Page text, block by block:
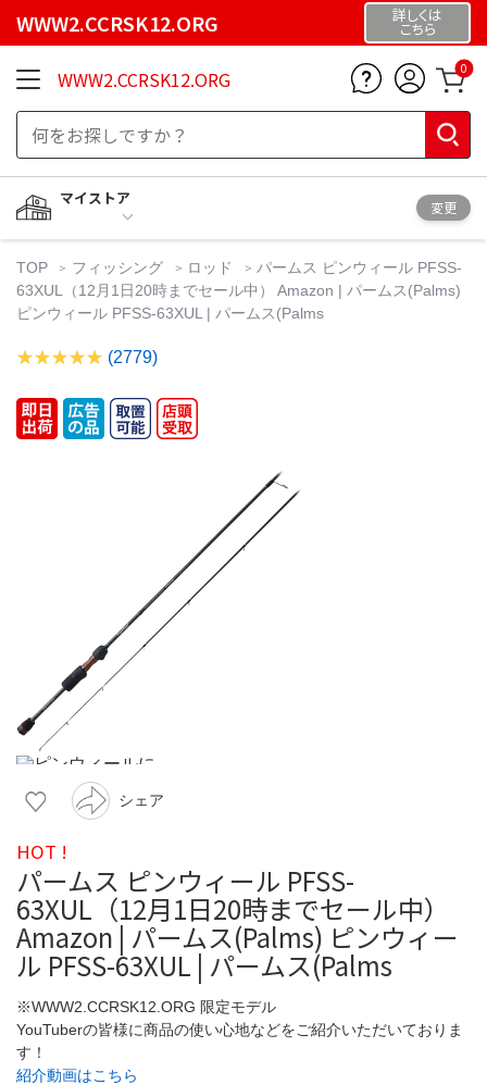
WWW2.CCRSK12.ORG 詳しくは
こちら
WWW2.CCRSK12.ORG 0
マイストア
変更
TOP フィッシング ロッド
パームス ピンウィール PFSS-
63XUL（12月1日20時までセール中） Amazon | パームス(Palms)
ピンウィール PFSS-63XUL | パームス(Palms
(2779)
シェア
HOT !
パームス ピンウィール PFSS-
63XUL（12月1日20時までセール中）
Amazon | パームス(Palms) ピンウィー
ル PFSS-63XUL | パームス(Palms
※WWW2.CCRSK12.ORG 限定モデル
YouTuberの皆様に商品の使い心地などをご紹介いただいておりま
す！
紹介動画はこちら